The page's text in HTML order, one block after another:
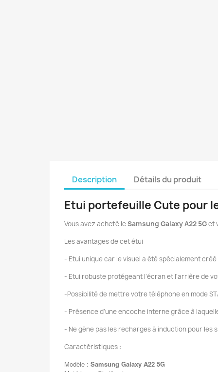
Description Détails du produit
Etui portefeuille Cute pour
Vous avez acheté leSamsung Galaxy A22 5Get
Les avantages de cet étui
- Etui unique car le visuel a été spécialement
- Etui robuste protégeant l'écran et l'arrière de
-Possibilité de mettre votre téléphone en mode
- Présence d'une encoche interne grâce à
- Ne gène pas les recharges à induction pour les
Caractéristiques :
Modèle : Samsung Galaxy A22 5G